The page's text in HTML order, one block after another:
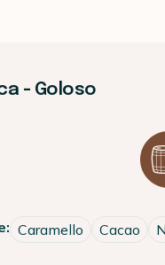
- Goloso
Caramello Cacao